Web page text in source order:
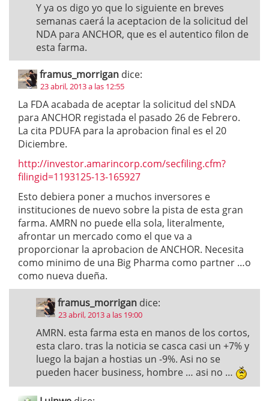
Y ya os digo yo que lo siguiente en breves
semanas caerá la aceptacion de la solicitud del
NDA para ANCHOR, que es el autentico filon de
esta farma.
framus_morrigan dice:
23 abril, 2013 a las 12:55
La FDA acabada de aceptar la solicitud del sNDA
para ANCHOR registada el pasado 26 de Febrero.
La cita PDUFA para la aprobacion final es el 20
Diciembre.
http://investor.amarincorp.com/secfiling.cfm?
filingid=1193125-13-165927
Esto debiera poner a muchos inversores e
instituciones de nuevo sobre la pista de esta gran
farma. AMRN no puede ella sola, literalmente,
afrontar un mercado como el que va a
proporcionar la aprobacion de ANCHOR. Necesita
como minimo de una Big Pharma como partner …o
como nueva dueña.
framus_morrigan dice:
23 abril, 2013 a las 19:00
AMRN. esta farma esta en manos de los cortos,
esta claro. tras la noticia se casca casi un +7% y
luego la bajan a hostias un -9%. Asi no se
pueden hacer business, hombre … asi no …